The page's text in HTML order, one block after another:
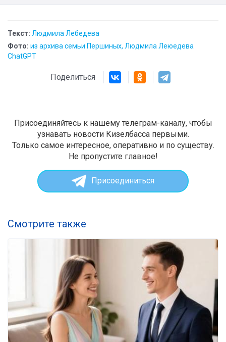
Текст: Людмила Лебедева
Фото: из архива семьи Першиных, Людмила Леюедева
ChatGPT
Поделиться
Присоединяйтесь к нашему телеграм-каналу, чтобы
узнавать новости Кизелбасса первыми.
Только самое интересное, оперативно и по существу.
Не пропустите главное!
Присоединиться
Смотрите также